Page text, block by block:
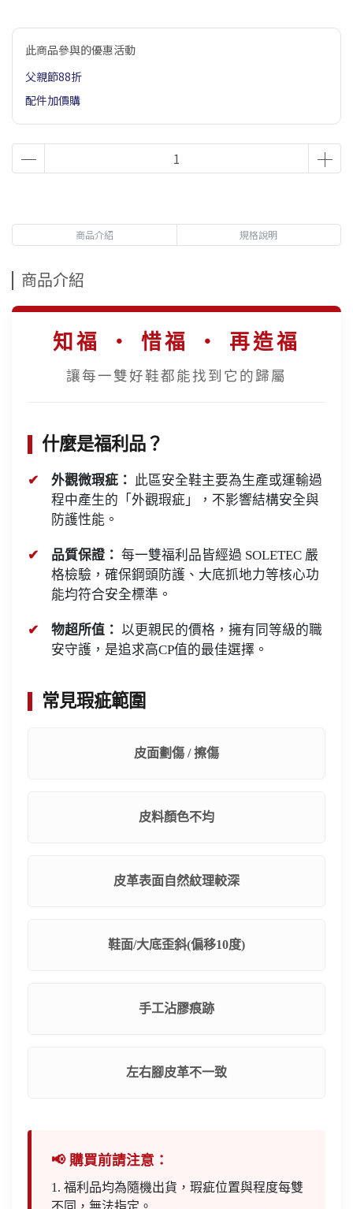
此商品參與的優惠活動
父親節88折
配件加價購
商品介紹 規格說明
商品介紹
知福 ‧ 惜福 ‧ 再造福
讓每一雙好鞋都能找到它的歸屬
什麼是福利品？
外觀微瑕疵：
此區安全鞋主要為生產或運輸過
程中產生的「外觀瑕疵」，不影響結構安全與
防護性能。
品質保證： 每一雙福利品皆經過 SOLETEC 嚴
格檢驗，確保鋼頭防護、大底抓地力等核心功
能均符合安全標準。
物超所值： 以更親民的價格，擁有同等級的職
安守護，是追求高CP值的最佳選擇。
常見瑕疵範圍
皮面劃傷 / 擦傷
皮料顏色不均
皮革表面自然紋理較深
鞋面/大底歪斜(偏移10度)
手工沾膠痕跡
左右腳皮革不一致
📢 購買前請注意：
1. 福利品均為隨機出貨，瑕疵位置與程度每雙
不同，無法指定。